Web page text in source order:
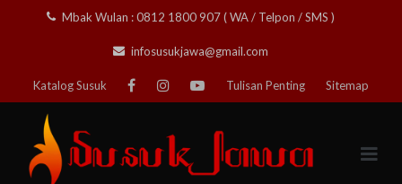
Mbak Wulan : 0812 1800 907 ( WA / Telpon / SMS )
infosusukjawa@gmail.com
Katalog Susuk Tulisan Penting Sitemap